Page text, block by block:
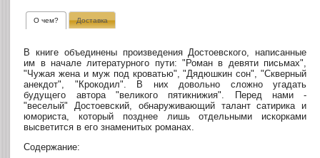
О чем? Доставка
В книге объединены произведения Достоевского, написанные
им в начале литературного пути: "Роман в девяти письмах",
"Чужая жена и муж под кроватью", "Дядюшкин сон", "Скверный
анекдот", "Крокодил". В них довольно сложно угадать
будущего автора "великого пятикнижия". Перед нами -
"веселый" Достоевский, обнаруживающий талант сатирика и
юмориста, который позднее лишь отдельными искорками
высветится в его знаменитых романах.
Содержание: